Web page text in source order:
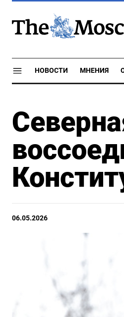
НОВОСТИ МНЕНИЯ
06.05.2026